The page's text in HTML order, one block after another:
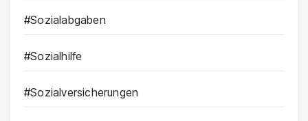
#Sozialabgaben
#Sozialhilfe
#Sozialversicherungen